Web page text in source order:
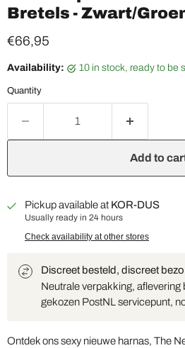
Bretels - Zwart/
Current price
€66,95
Availability: 10 in stock, ready to be
Quantity
Add to
Pickup available at KOR-DUS
Usually ready in 24 hours
Check availability at other stores
Discreet besteld, discreet
Neutrale verpakking, aflevering
gekozen PostNL servicepunt,
Ontdek ons sexy nieuwe harnas, The